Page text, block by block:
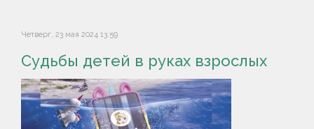
Четверг, 23 мая 2024 13:59
Судьбы детей в руках взрослых